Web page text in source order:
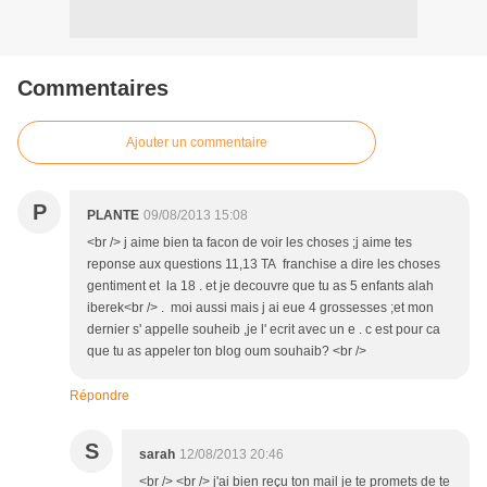
Commentaires
Ajouter un commentaire
P PLANTE 09/08/2013 15:08
<br /> j aime bien ta facon de voir les choses ;j aime tes
reponse aux questions 11,13 TA franchise a dire les choses
gentiment et la 18 . et je decouvre que tu as 5 enfants alah
iberek<br /> . moi aussi mais j ai eue 4 grossesses ;et mon
dernier s' appelle souheib ,je l' ecrit avec un e . c est pour ca
que tu as appeler ton blog oum souhaib? <br />
Répondre
S sarah 12/08/2013 20:46
<br /> <br /> j'ai bien reçu ton mail je te promets de te